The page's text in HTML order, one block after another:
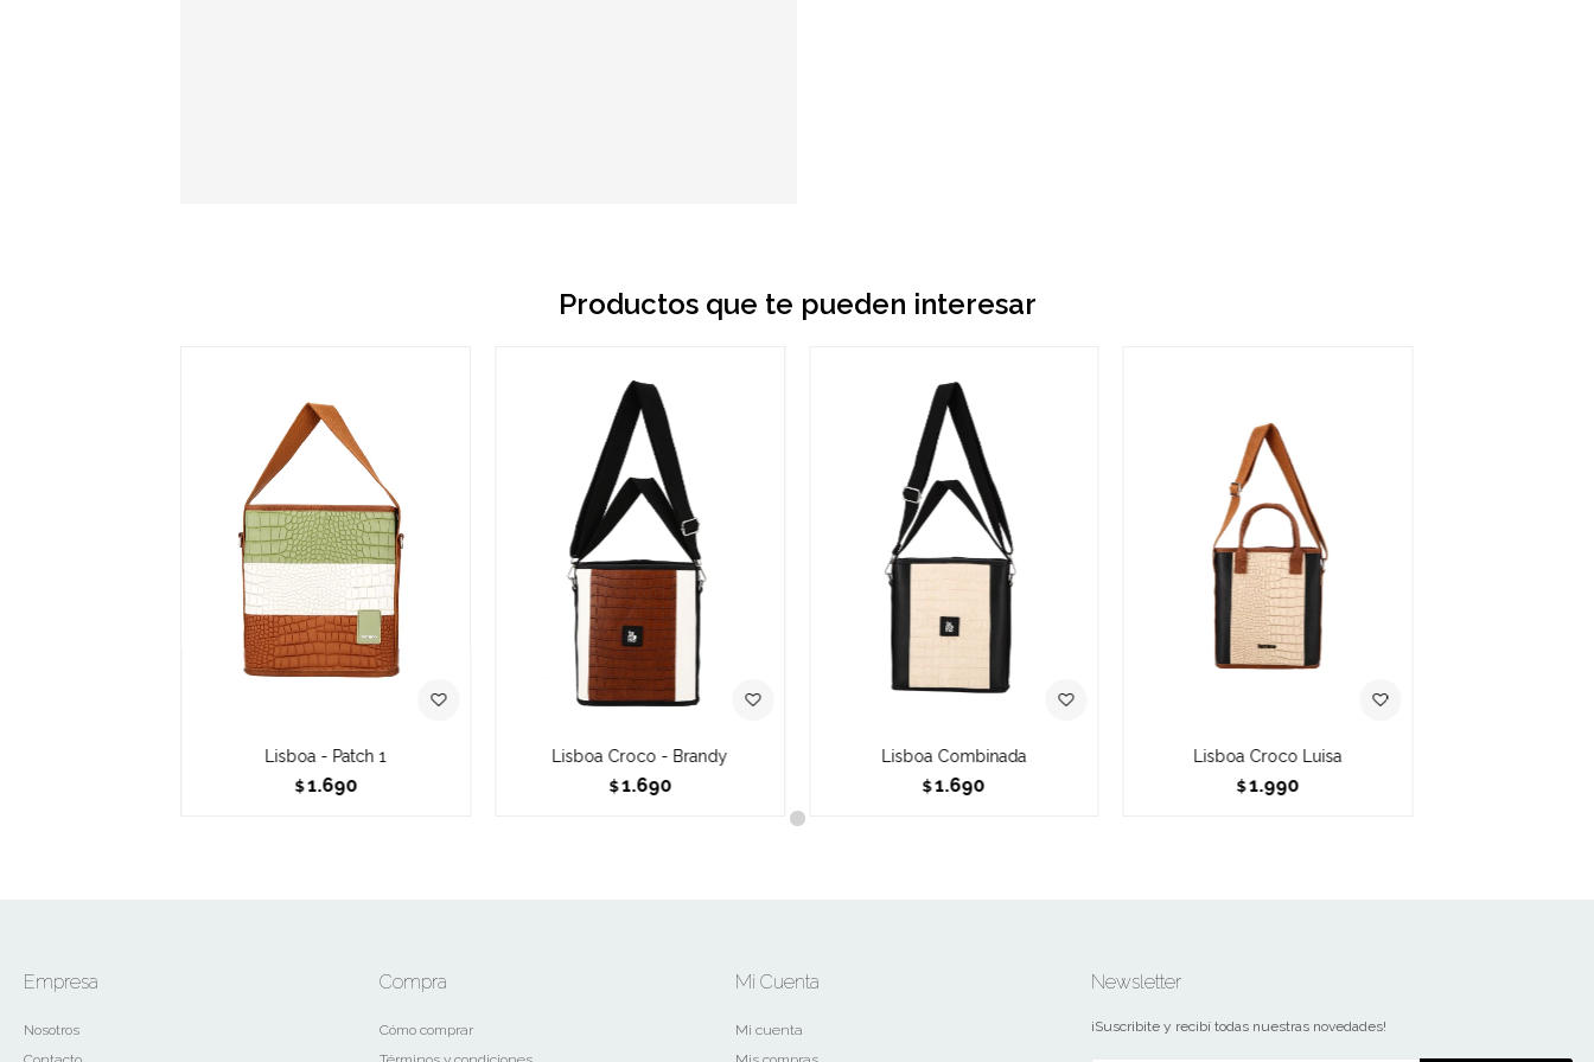
Productos que te pueden interesar
Lisboa - Patch 1
$ 1.690
Lisboa Croco - Brandy
$ 1.690
Lisboa Combinada
$ 1.690
Lisboa Croco Luisa
$ 1.990
Empresa
Nosotros
Compra
Cómo comprar
Mi Cuenta
Mi cuenta
Newsletter
¡Suscribite y recibí todas nuestras novedades!